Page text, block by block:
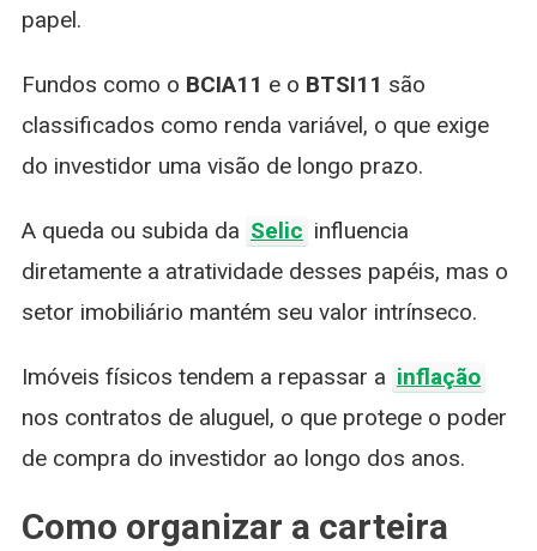
papel.
Fundos como o BCIA11 e o BTSI11 são
classificados como renda variável, o que exige
do investidor uma visão de longo prazo.
A queda ou subida da Selic influencia
diretamente a atratividade desses papéis, mas o
setor imobiliário mantém seu valor intrínseco.
Imóveis físicos tendem a repassar a inflação
nos contratos de aluguel, o que protege o poder
de compra do investidor ao longo dos anos.
Como organizar a carteira